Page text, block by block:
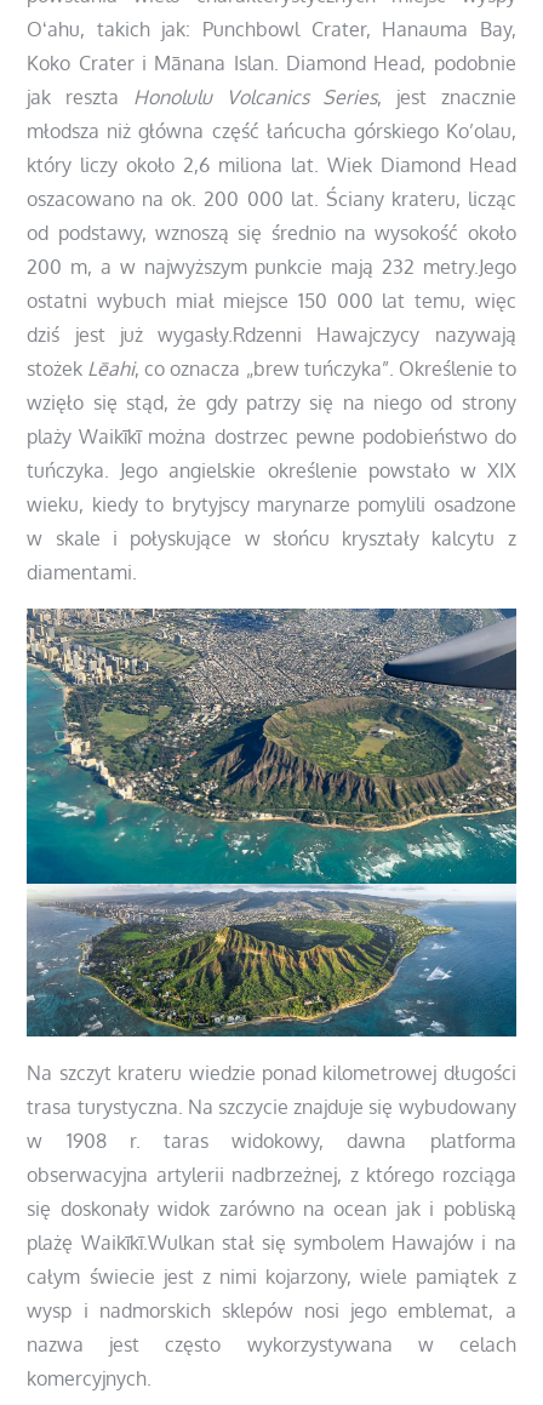
Oʻahu, takich jak: Punchbowl Crater, Hanauma Bay,
Koko Crater i Mānana Islan. Diamond Head, podobnie
jak reszta Honolulu Volcanics Series, jest znacznie
młodsza niż główna część łańcucha górskiego Ko’olau,
który liczy około 2,6 miliona lat. Wiek Diamond Head
oszacowano na ok. 200 000 lat. Ściany krateru, licząc
od podstawy, wznoszą się średnio na wysokość około
200 m, a w najwyższym punkcie mają 232 metry.Jego
ostatni wybuch miał miejsce 150 000 lat temu, więc
dziś jest już wygasły.Rdzenni Hawajczycy nazywają
stożek Lēahi, co oznacza „brew tuńczyka”. Określenie to
wzięło się stąd, że gdy patrzy się na niego od strony
plaży Waikīkī można dostrzec pewne podobieństwo do
tuńczyka. Jego angielskie określenie powstało w XIX
wieku, kiedy to brytyjscy marynarze pomylili osadzone
w skale i połyskujące w słońcu kryształy kalcytu z
diamentami.
Na szczyt krateru wiedzie ponad kilometrowej długości
trasa turystyczna. Na szczycie znajduje się wybudowany
w 1908 r. taras widokowy, dawna platforma
obserwacyjna artylerii nadbrzeżnej, z którego rozciąga
się doskonały widok zarówno na ocean jak i pobliską
plażę Waikīkī.Wulkan stał się symbolem Hawajów i na
całym świecie jest z nimi kojarzony, wiele pamiątek z
wysp i nadmorskich sklepów nosi jego emblemat, a
nazwa jest często wykorzystywana w celach
komercyjnych.